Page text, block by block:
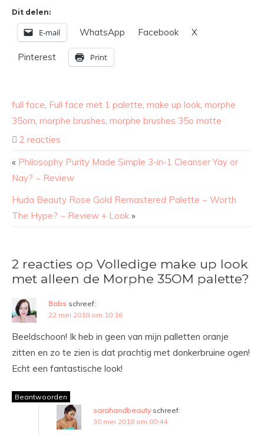
Dit delen:
E-mail WhatsApp Facebook X
Pinterest Print
full face, Full face met 1 palette, make up look, morphe
35om, morphe brushes, morphe brushes 35o matte
2 reacties
« Philosophy Purity Made Simple 3-in-1 Cleanser Yay or
Nay? ~ Review
Huda Beauty Rose Gold Remastered Palette ~ Worth
The Hype? ~ Review + Look »
2 reacties op Volledige make up look
met alleen de Morphe 35OM palette?
Babs schreef:
22 mei 2018 om 10:16
Beeldschoon! Ik heb in geen van mijn palletten oranje
zitten en zo te zien is dat prachtig met donkerbruine ogen!
Echt een fantastische look!
Beantwoorden
sarahandbeauty schreef:
30 mei 2018 om 00:44